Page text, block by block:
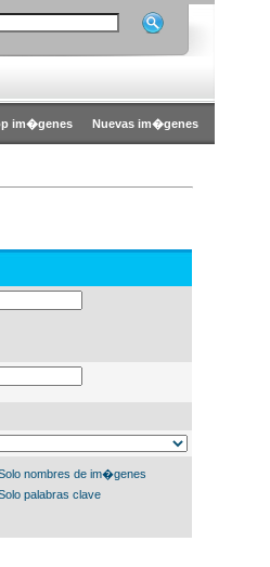
im�genes Nuevas im�genes
nombres de im�genes
palabras clave